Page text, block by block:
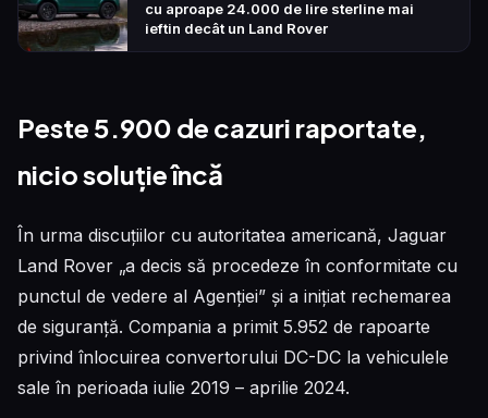
cu aproape 24.000 de lire sterline mai
ieftin decât un Land Rover
Peste 5.900 de cazuri raportate,
nicio soluție încă
În urma discuțiilor cu autoritatea americană, Jaguar
Land Rover „a decis să procedeze în conformitate cu
punctul de vedere al Agenției” și a inițiat rechemarea
de siguranță. Compania a primit 5.952 de rapoarte
privind înlocuirea convertorului DC-DC la vehiculele
sale în perioada iulie 2019 – aprilie 2024.